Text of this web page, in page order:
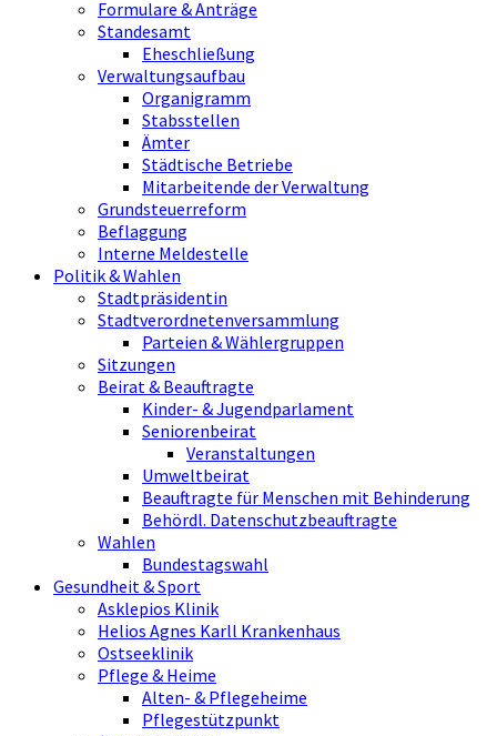
Formulare & Anträge
Standesamt
Eheschließung
Verwaltungsaufbau
Organigramm
Stabsstellen
Ämter
Städtische Betriebe
Mitarbeitende der Verwaltung
Grundsteuerreform
Beflaggung
Interne Meldestelle
Politik & Wahlen
Stadtpräsidentin
Stadtverordnetenversammlung
Parteien & Wählergruppen
Sitzungen
Beirat & Beauftragte
Kinder- & Jugendparlament
Seniorenbeirat
Veranstaltungen
Umweltbeirat
Beauftragte für Menschen mit Behinderung
Behördl. Datenschutzbeauftragte
Wahlen
Bundestagswahl
Gesundheit & Sport
Asklepios Klinik
Helios Agnes Karll Krankenhaus
Ostseeklinik
Pflege & Heime
Alten- & Pflegeheime
Pflegestützpunkt